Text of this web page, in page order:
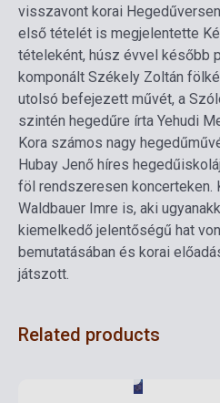
visszavont korai
első tételét is megjelentette
tételeként, húsz évvel később
komponált Székely Zoltán
utolsó befejezett művét, a
szintén hegedűre írta Yehudi
Kora számos nagy
Hubay Jenő híres
föl rendszeresen koncerteken.
Waldbauer Imre is, aki
kiemelkedő jelentőségű hat
bemutatásában és korai
játszott.
Related products